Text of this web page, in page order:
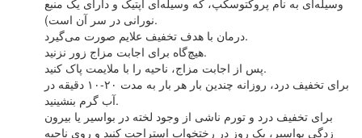
وسیله‌ای‌ به‌ نام‌ پروکتوسکپ‌، که‌ وسیله‌ای‌ اپتیک‌ و دارای‌ یک‌ منبع‌
نورانی‌ در سر آن‌ است‌).
درمان‌ با هدف‌ تخفیف‌ علایم‌ صورت‌ می‌گیرد.
هیچ‌گاه‌ برای‌ اجابت‌ مزاج‌ زور نزنید.
پس‌ از اجابت‌ مزاج‌، ناحیه‌ را با ملایمت‌ پاک‌ کنید.
برای‌ تخفیف‌ درد، روزانه‌ چندین‌ بار هر بار به‌ مدت‌ ۲۰-۱۰ دقیقه‌ در
آب‌ گرم‌ بنشینید.
برای‌ تخفیف‌ درد و تورم‌ ناشی‌ از وجود لخته‌ در بواسیر یا بیرون‌
زدگی‌ بواسیر، یک‌ روز در رختخواب‌ استراحت‌ کنید و روی‌ ناحیه‌